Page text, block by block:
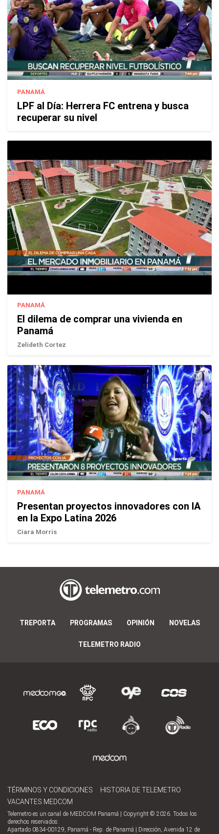
PANAMÁ
LPF al Día: Herrera FC entrena y busca
recuperar su nivel
PANAMÁ
El dilema de comprar una vivienda en
Panamá
Zelideth Cortez
PANAMÁ
Presentan proyectos innovadores con IA
en la Expo Latina 2026
Ciara Morris
TREPORTA PROGRAMAS OPINIÓN NOVELAS
TELEMETRO RADIO
TÉRMINOS Y CONDICIONES
HISTORIA DE TELEMETRO
VACANTES MEDCOM
Telemetro es un canal de MEDCOM Panamá | Copyright © 2026. Todos los
derechos reservados.
Apartado 0834-00129, Panamá - Rep. de Panamá | Dirección, Avenida 12 de